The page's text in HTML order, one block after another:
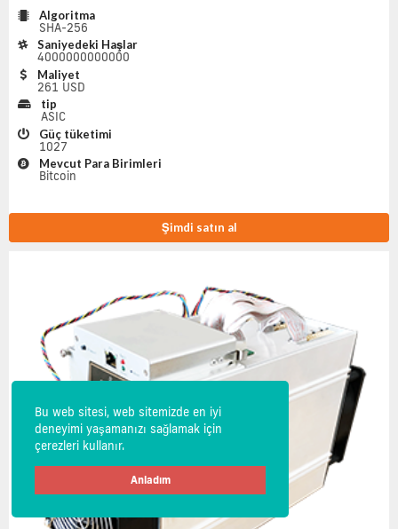
Bu web sitesi, web sitemizde en iyi
deneyimi yaşamanızı sağlamak için
çerezleri kullanır.
Anladım
Algoritma
SHA-256
Saniyedeki Haşlar
4000000000000
Maliyet
261 USD
tip
ASIC
Güç tüketimi
1027
Mevcut Para Birimleri
Bitcoin
Şimdi satın al